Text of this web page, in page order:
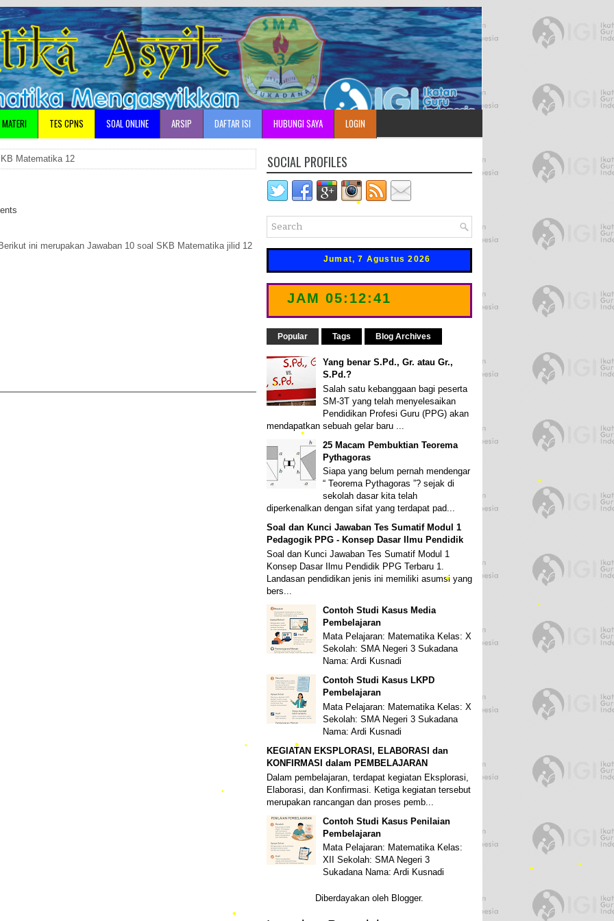
ARDI
MATERI TES CPNS SOAL ONLINE ARSIP DAFTAR ISI HUBUNGI SAYA LOGIN
Matematika 12
ini merupakan Jawaban 10 soal SKB Matematika jilid 12
SOCIAL PROFILES
Jumat, 7 Agustus 2026
JAM05:12:43
Popular Tags Blog Archives
Yang benar S.Pd., Gr. atau Gr.,
S.Pd.?
Salah satu kebanggaan bagi peserta
SM-3T yang telah menyelesaikan
Pendidikan Profesi Guru (PPG) akan
mendapatkan sebuah gelar baru ...
25 Macam Pembuktian Teorema
Pythagoras
Siapa yang belum pernah mendengar
“ Teorema Pythagoras ”? sejak di
sekolah dasar kita telah
diperkenalkan dengan sifat yang terdapat pad...
Soal dan Kunci Jawaban Tes Sumatif Modul 1
Pedagogik PPG - Konsep Dasar Ilmu Pendidik
Soal dan Kunci Jawaban Tes Sumatif Modul 1
Konsep Dasar Ilmu Pendidik PPG Terbaru 1.
Landasan pendidikan jenis ini memiliki asumsi yang
bers...
Contoh Studi Kasus Media
Pembelajaran
Mata Pelajaran: Matematika Kelas: X
Sekolah: SMA Negeri 3 Sukadana
Nama: Ardi Kusnadi
Contoh Studi Kasus LKPD
Pembelajaran
Mata Pelajaran: Matematika Kelas: X
Sekolah: SMA Negeri 3 Sukadana
Nama: Ardi Kusnadi
KEGIATAN EKSPLORASI, ELABORASI dan
KONFIRMASI dalam PEMBELAJARAN
Dalam pembelajaran, terdapat kegiatan Eksplorasi,
Elaborasi, dan Konfirmasi. Ketiga kegiatan tersebut
merupakan rancangan dan proses pemb...
Contoh Studi Kasus Penilaian
Pembelajaran
Mata Pelajaran: Matematika Kelas:
XII Sekolah: SMA Negeri 3
Sukadana Nama: Ardi Kusnadi
Diberdayakan oleh Blogger.
•
•
•
•
•
•